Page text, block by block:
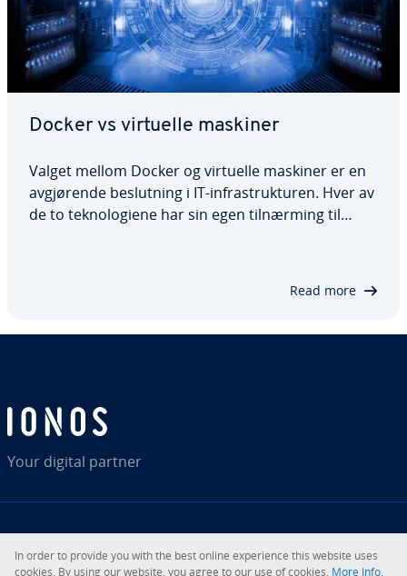
Docker vs virtuelle maskiner
Valget mellom Docker og virtuelle maskiner er en
avgjørende beslutning i IT-infrastrukturen. Hver av
de to teknologiene har sin egen tilnærming til
Read more
Your digital partner
RSS LinkedIntiktok InstagramFacebookYouTube
In order to provide you with the best online experience this website uses
cookies. By using our website, you agree to our use of cookies. More Info.